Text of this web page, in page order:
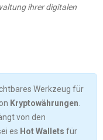
ihrer digitalen
Werkzeug für
Kryptowährungen
von den
es Hot Wallets für